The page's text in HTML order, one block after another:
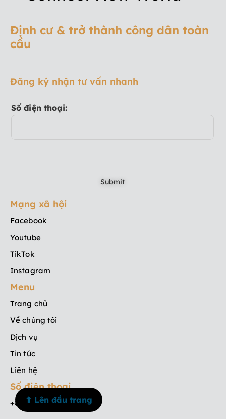
Định cư & trở thành công dân toàn
cầu
Đăng ký nhận tư vấn nhanh
Số điện thoại:
Mạng xã hội
Facebook
Youtube
TikTok
Instagram
Menu
Trang chủ
Về chúng tôi
Dịch vụ
Tin tức
Liên hệ
Số điện thoại
+84 908 835 533
⬆ Lên đầu trang